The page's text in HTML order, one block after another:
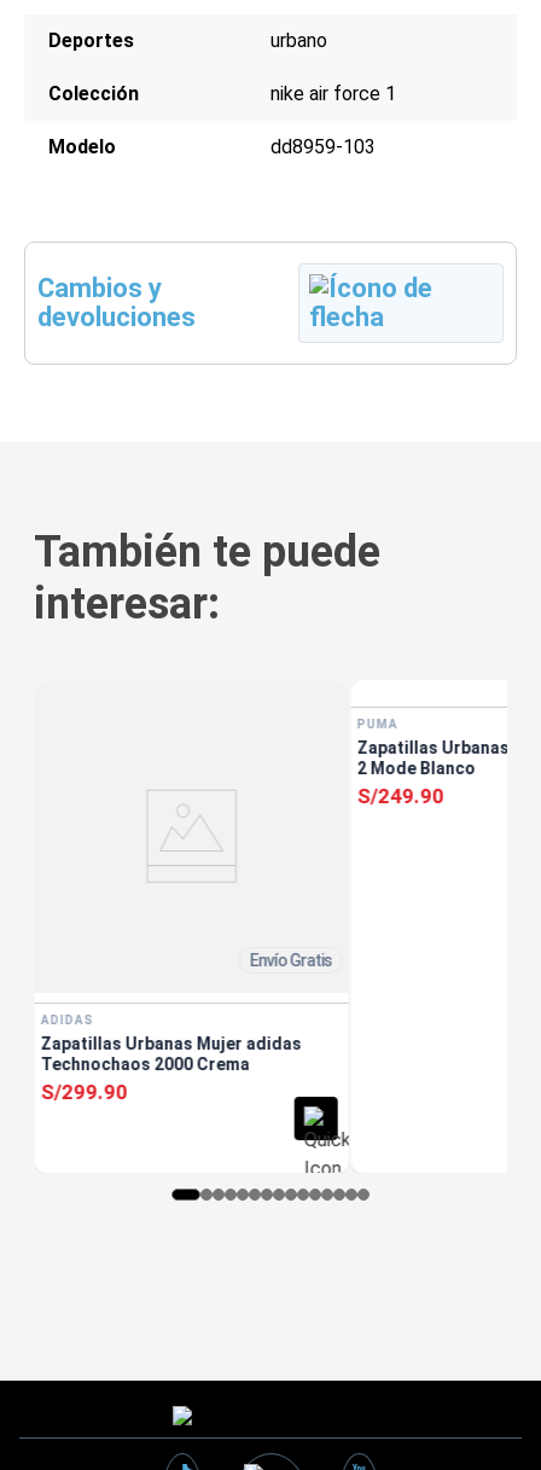
Deportes urbano
Colección nike air force 1
Modelo dd8959-103
Cambios y
devoluciones
También te puede
interesar:
Envío Gratis
ADIDAS
Zapatillas Urbanas Mujer adidas
Technochaos 2000 Crema
S/299.90
PUMA
Zapatillas Urbanas
2 Mode Blanco
S/249.90